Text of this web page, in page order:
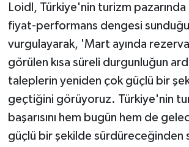
Loidl, Türkiye'nin turizm
fiyat-performans dengesi
vurgulayarak, 'Mart ayında
görülen kısa süreli durgunluğun
taleplerin yeniden çok güçlü bir
geçtiğini görüyoruz. Türkiye'nin
başarısını hem bugün hem de
güçlü bir şekilde sürdüreceğinden